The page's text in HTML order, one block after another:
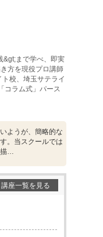
&gt;まで学べ、即実
方を現役プロ講師
校、埼玉サテライ
コラム式」パース
ようが、簡略的な
。当スクールでは
描…
講座一覧を見る